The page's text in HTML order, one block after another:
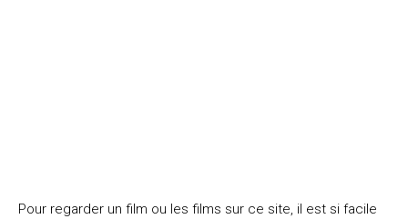
Pour regarder un film ou les films sur ce site, il est si facile